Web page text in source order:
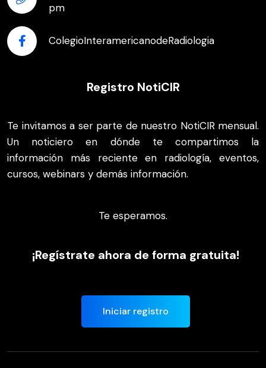
pm
ColegioInteramericanodeRadiologia
Registro NotiCIR
Te invitamos a ser parte de nuestro NotiCIR mensual.
Un noticiero en dónde te compartimos la
información más reciente en radiología, eventos,
cursos, webinars y demás información.
Te esperamos.
¡Regístrate ahora de forma gratuita!
Iniciar registro